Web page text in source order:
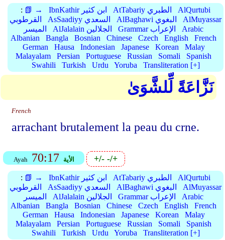
: 📗 → IbnKathir ابن كثير AtTabariy الطبري
AlQurtubi
القرطوبي
AsSaadiyy السعدي AlBaghawi البغوي
AlMuyassar
الميسر
AlJalalain الجلالين Grammar الإعراب
Arabic
Albanian
Bangla Bosnian Chinese Czech English
French
German
Hausa Indonesian Japanese Korean
Malay
Malayalam
Persian Portuguese Russian Somali
Spanish
Swahili
Turkish Urdu Yoruba Transliteration [+]
نَزَّاعَةً لِّلشَّوَىٰ
French
arrachant brutalement la peau du crne.
Ayah 70:17 الأية +/--/+
: 📗 → IbnKathir ابن كثير AtTabariy الطبري
AlQurtubi
القرطوبي
AsSaadiyy السعدي AlBaghawi البغوي
AlMuyassar
الميسر
AlJalalain الجلالين Grammar الإعراب
Arabic
Albanian
Bangla Bosnian Chinese Czech English
French
German
Hausa Indonesian Japanese Korean
Malay
Malayalam
Persian Portuguese Russian Somali
Spanish
Swahili
Turkish Urdu Yoruba Transliteration [+]